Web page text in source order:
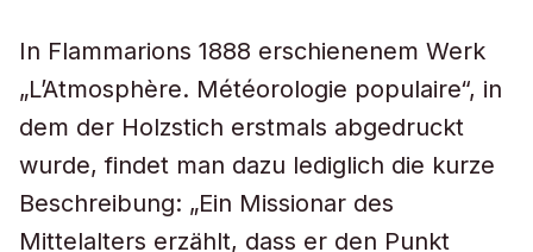
In Flammarions 1888 erschienenem Werk
„L’Atmosphère. Météorologie populaire“, in
dem der Holzstich erstmals abgedruckt
wurde, findet man dazu lediglich die kurze
Beschreibung: „Ein Missionar des
Mittelalters erzählt, dass er den Punkt